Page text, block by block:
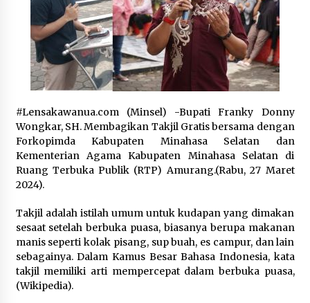
December 28, 2023
Komisi II DPR Minta Pembangunan IKN Tidak
Gusur Warga Asli
March 22, 2024
Safari Ramadan Membasuh Luka Palestina
April 7, 2024
12 Tewas Akibat Hujan Deras dan Badai di India
Sabtu, Indonesia Siap Kirim Bantuan
Kemanusiaan ke Gaza
November 4, 2023
#Lensakawanua.com (Minsel) -Bupati Franky Donny
Wongkar, SH. Membagikan Takjil Gratis bersama dengan
Forkopimda Kabupaten Minahasa Selatan dan
Kementerian Agama Kabupaten Minahasa Selatan di
Ruang Terbuka Publik (RTP) Amurang.(Rabu, 27 Maret
2024).
Takjil adalah istilah umum untuk kudapan yang dimakan
sesaat setelah berbuka puasa, biasanya berupa makanan
manis seperti kolak pisang, sup buah, es campur, dan lain
sebagainya. Dalam Kamus Besar Bahasa Indonesia, kata
takjil memiliki arti mempercepat dalam berbuka puasa,
(Wikipedia).